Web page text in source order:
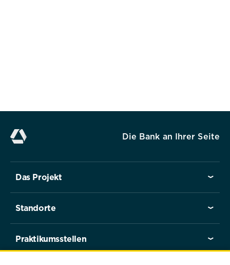
Die Bank an Ihrer Seite
Das Projekt
Standorte
Praktikumsstellen